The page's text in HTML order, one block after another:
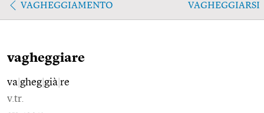
VAGHEGGIAMENTO VAGHEGGIARSI
vagheggiare
va gheg già re
v.tr.